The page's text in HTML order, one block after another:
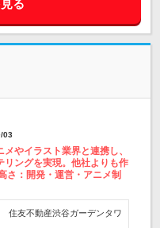
る
03
やイラスト業界と連携し、
リングを実現。他社よりも作
さ：開発・運営・アニメ制
住友不動産渋谷ガーデンタワ